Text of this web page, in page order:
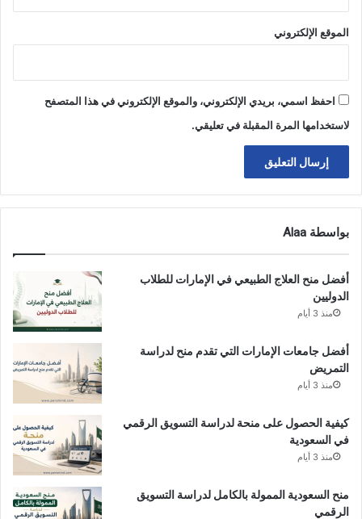
الموقع الإلكتروني
احفظ اسمي، بريدي الإلكتروني، والموقع الإلكتروني في هذا المتصفح
لاستخدامها المرة المقبلة في تعليقي.
بواسطة Alaa
أفضل منح العلاج الطبيعي في الإمارات للطلاب
الدوليين
منذ 3 أيام
أفضل جامعات الإمارات التي تقدم منح لدراسة
التمريض
منذ 3 أيام
كيفية الحصول على منحة لدراسة التسويق الرقمي
في السعودية
منذ 3 أيام
منح السعودية الممولة بالكامل لدراسة التسويق
الرقمي